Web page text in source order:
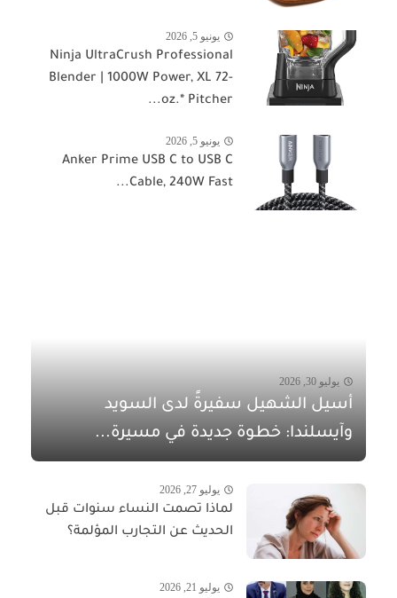
يونيو 5, 2026
Ninja UltraCrush Professional
Blender | 1000W Power, XL 72-
oz.* Pitcher...
يونيو 5, 2026
Anker Prime USB C to USB C
Cable, 240W Fast...
يوليو 30, 2026
أسيل الشهيل سفيرةً لدى السويد
وآيسلندا: خطوة جديدة في مسيرة...
يوليو 27, 2026
لماذا تصمت النساء سنوات قبل
الحديث عن التجارب المؤلمة؟
يوليو 21, 2026